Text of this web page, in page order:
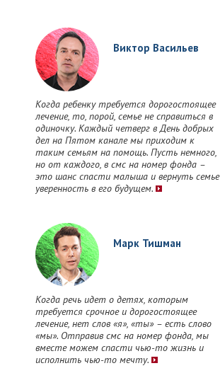
Виктор Васильев
Когда ребенку требуется дорогостоящее
лечение, то, порой, семье не справиться в
одиночку. Каждый четверг в День добрых
дел на Пятом канале мы приходим к
таким семьям на помощь. Пусть немного,
но от каждого, в смс на номер фонда –
это шанс спасти малыша и вернуть семье
уверенность в его будущем.
Марк Тишман
Когда речь идет о детях, которым
требуется срочное и дорогостоящее
лечение, нет слов «я», «ты» – есть слово
«мы». Отправив смс на номер фонда, мы
вместе можем спасти чью-то жизнь и
исполнить чью-то мечту.